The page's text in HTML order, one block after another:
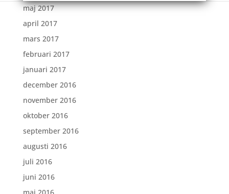
maj 2017
april 2017
mars 2017
februari 2017
januari 2017
december 2016
november 2016
oktober 2016
september 2016
augusti 2016
juli 2016
juni 2016